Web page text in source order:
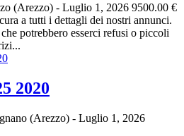
(Arezzo) - Luglio 1, 2026 9500.00 €
a tutti i dettagli dei nostri annunci.
potrebbero esserci refusi o piccoli
2020
(Arezzo) - Luglio 1, 2026